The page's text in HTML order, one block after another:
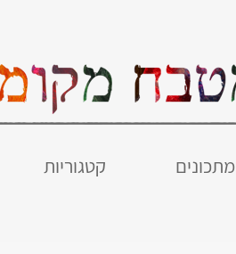
מתכונים קטגוריות